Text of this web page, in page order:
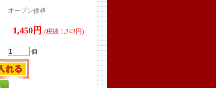
オープン価格
1,450円 (税抜 1,343円)
個